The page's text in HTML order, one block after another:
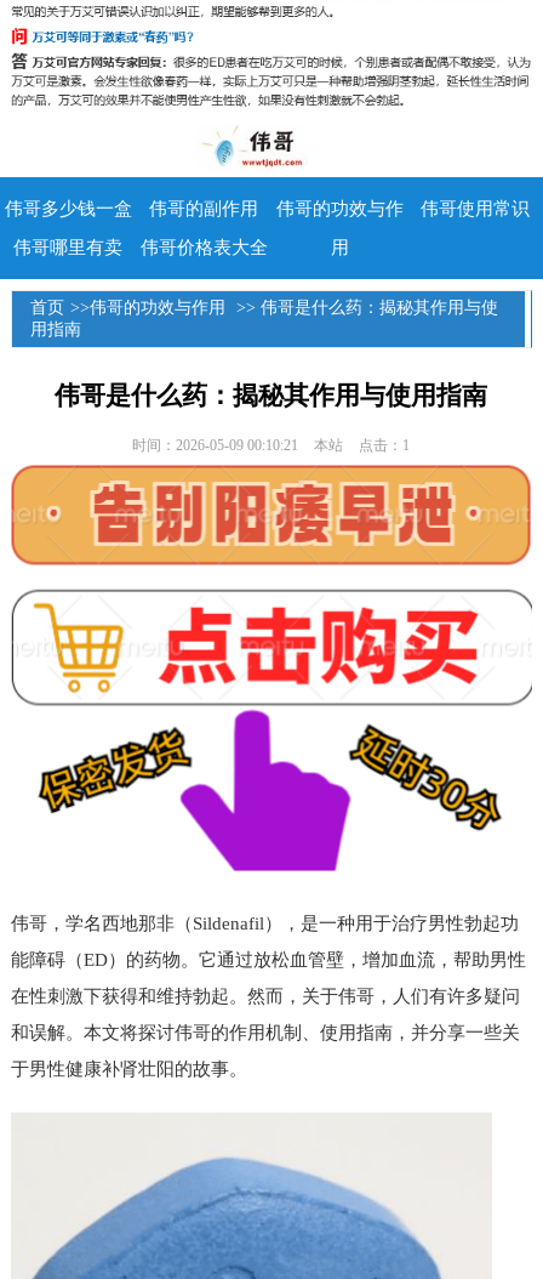
伟哥多少钱一盒 伟哥的副作用
伟哥的功效与作
用
伟哥使用常识
伟哥哪里有卖
伟哥价格表大全
首页 >>伟哥的功效与作用
>> 伟哥是什么药：揭秘其作用与使
用指南
伟哥是什么药：揭秘其作用与使用指南
时间：2026-05-09 00:10:21 本站 点击：1
伟哥，学名西地那非（Sildenafil），是一种用于治疗男性勃起功
能障碍（ED）的药物。它通过放松血管壁，增加血流，帮助男性
在性刺激下获得和维持勃起。然而，关于伟哥，人们有许多疑问
和误解。本文将探讨伟哥的作用机制、使用指南，并分享一些关
于男性健康补肾壮阳的故事。